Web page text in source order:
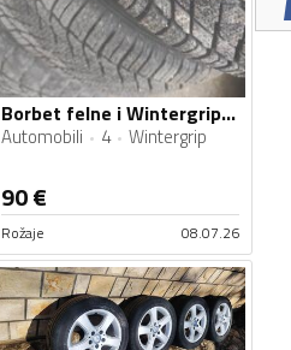
Borbet felne i Wintergrip gume
Automobili 4 Wintergrip
90€
Rožaje 08.07.26